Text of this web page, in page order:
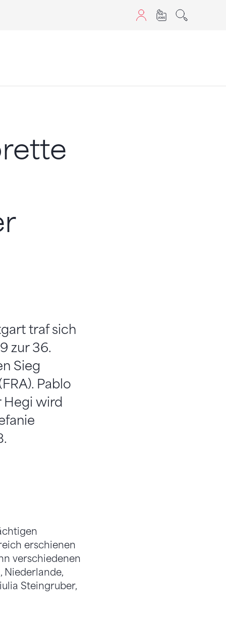
traf sich
zur 36.
Sieg
Pablo
Hegi wird
erschienen
verschiedenen
Niederlande,
Steingruber,